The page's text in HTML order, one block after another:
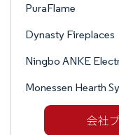
PuraFlame
Dynasty Fireplaces
Ningbo ANKE
Monessen Hearth